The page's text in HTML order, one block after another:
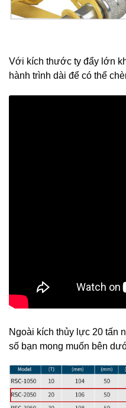
Với kích thước ty đẩy lớn
hành trình dài để có thể
Ngoài kích thủy lực 20 tấn
số bạn mong muốn bên